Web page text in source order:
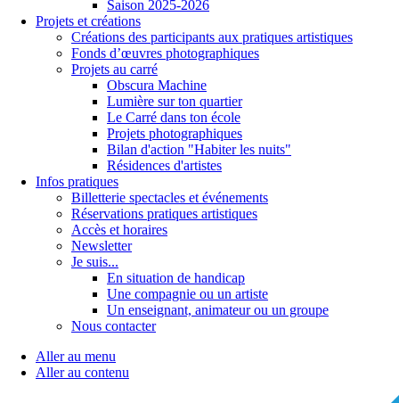
Saison 2025-2026
Projets et créations
Créations des participants aux pratiques artistiques
Fonds d’œuvres photographiques
Projets au carré
Obscura Machine
Lumière sur ton quartier
Le Carré dans ton école
Projets photographiques
Bilan d'action "Habiter les nuits"
Résidences d'artistes
Infos pratiques
Billetterie spectacles et événements
Réservations pratiques artistiques
Accès et horaires
Newsletter
Je suis...
En situation de handicap
Une compagnie ou un artiste
Un enseignant, animateur ou un groupe
Nous contacter
Aller au menu
Aller au contenu